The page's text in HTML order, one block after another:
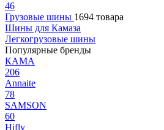
46
Грузовые шины 1694 товара
Шины для Камаза
Легкогрузовые шины
Популярные бренды
КАМА
206
Annaite
78
SAMSON
60
Hifly